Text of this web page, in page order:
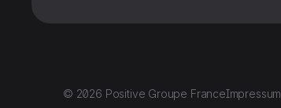
© 2026 Positive Groupe FranceImpressum